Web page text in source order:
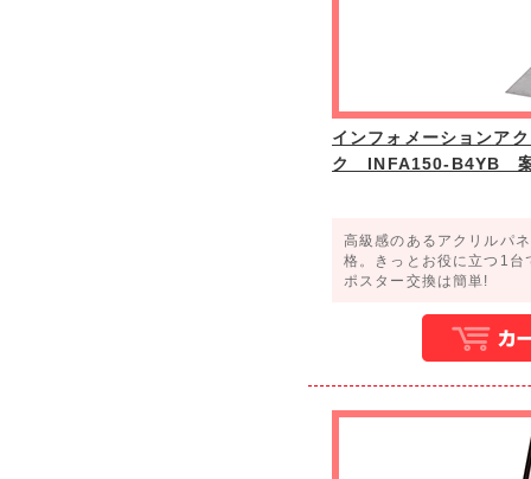
インフォメーションア
ク INFA150-B4YB 案
高級感のあるアクリルパ
格。きっとお役に立つ1台
ポスター交換は簡単!